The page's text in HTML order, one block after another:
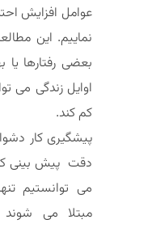
عوامل افزایش
نماییم. این
بعضی رفتارها یا
اوایل زندگی می
کم کند.
پیشگیری کار
دقت پیش بینی
می توانستیم
مبتلا می